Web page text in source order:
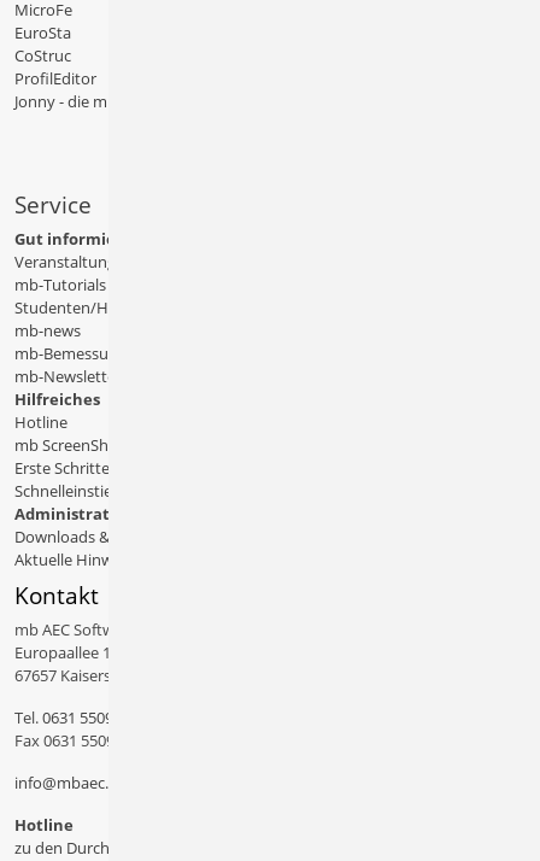
MicroFe
EuroSta
CoStruc
ProfilEditor
Jonny - die mb-App
Service
Gut informiert
Veranstaltungen
mb-Tutorials
Studenten/Hochschule
mb-news
mb-Bemessungstafeln
mb-Newsletter
Hilfreiches
Hotline
mb ScreenShare
Erste Schritte
Schnelleinstiege & Doku
Administratives
Downloads & Patches
Aktuelle Hinweise
Kontakt
mb AEC Software GmbH
Europaallee 14
67657 Kaiserslautern
Tel.0631 550999 11
Fax 0631 550999 20
info@mbaec.de
Hotline
zu den Durchwahlen